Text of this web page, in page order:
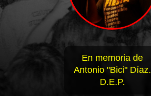
En memoria de
Antonio "Bici" Díaz.
D.E.P.